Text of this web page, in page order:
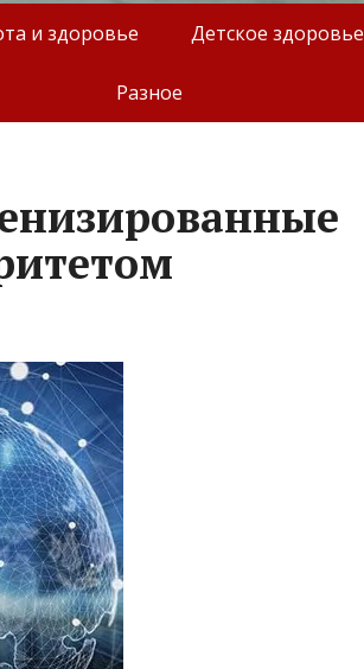
и здоровье Детское здоровье
Разное